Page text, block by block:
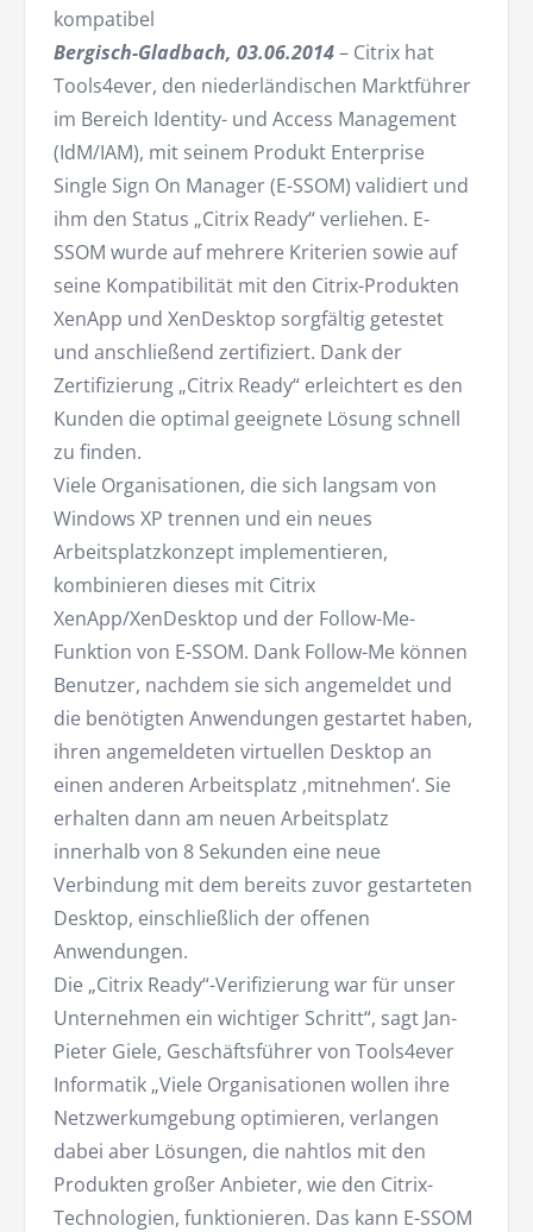
kompatibel
Bergisch-Gladbach, 03.06.2014– Citrix hat
Tools4ever, den niederländischen Marktführer
im Bereich Identity- und Access Management
(IdM/IAM), mit seinem Produkt Enterprise
Single Sign On Manager (E-SSOM) validiert und
ihm den Status „Citrix Ready“ verliehen. E-
SSOM wurde auf mehrere Kriterien sowie auf
seine Kompatibilität mit den Citrix-Produkten
XenApp und XenDesktop sorgfältig getestet
und anschließend zertifiziert. Dank der
Zertifizierung „Citrix Ready“ erleichtert es den
Kunden die optimal geeignete Lösung schnell
zu finden.
Viele Organisationen, die sich langsam von
Windows XP trennen und ein neues
Arbeitsplatzkonzept implementieren,
kombinieren dieses mit Citrix
XenApp/XenDesktop und der Follow-Me-
Funktion von E-SSOM. Dank Follow-Me können
Benutzer, nachdem sie sich angemeldet und
die benötigten Anwendungen gestartet haben,
ihren angemeldeten virtuellen Desktop an
einen anderen Arbeitsplatz ‚mitnehmen‘. Sie
erhalten dann am neuen Arbeitsplatz
innerhalb von 8 Sekunden eine neue
Verbindung mit dem bereits zuvor gestarteten
Desktop, einschließlich der offenen
Anwendungen.
Die „Citrix Ready“-Verifizierung war für unser
Unternehmen ein wichtiger Schritt“, sagt Jan-
Pieter Giele, Geschäftsführer von Tools4ever
Informatik „Viele Organisationen wollen ihre
Netzwerkumgebung optimieren, verlangen
dabei aber Lösungen, die nahtlos mit den
Produkten großer Anbieter, wie den Citrix-
Technologien, funktionieren. Das kann E-SSOM